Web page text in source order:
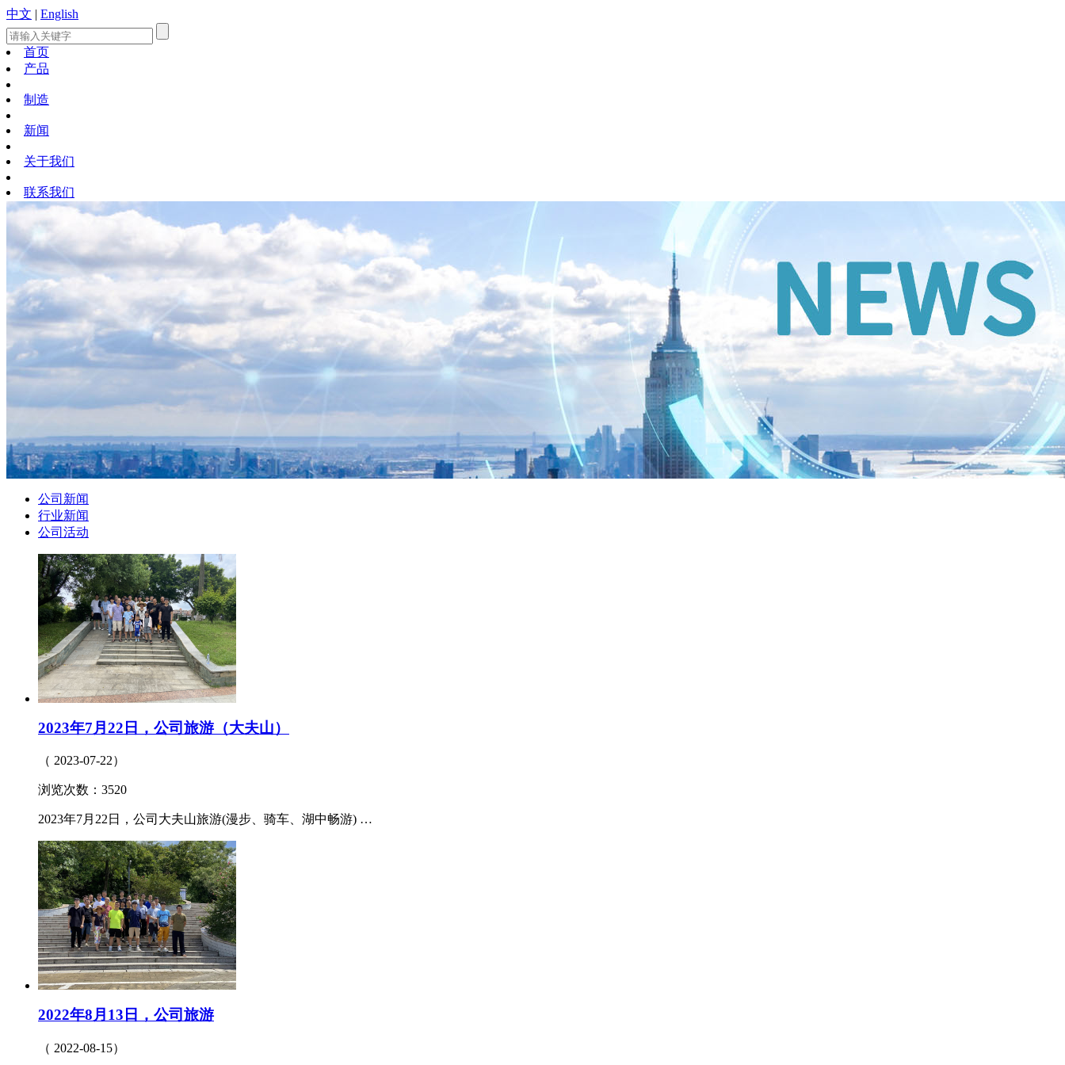
中文 | English
首页
产品
制造
新闻
关于我们
联系我们
公司新闻
行业新闻
公司活动
2023年7月22日，公司旅游（大夫山）
（ 2023-07-22）
浏览次数：3520
2023年7月22日，公司大夫山旅游(漫步、骑车、湖中畅游) …
2022年8月13日，公司旅游
（ 2022-08-15）